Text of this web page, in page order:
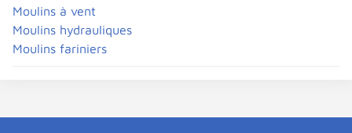
Moulins à vent
Moulins hydrauliques
Moulins fariniers